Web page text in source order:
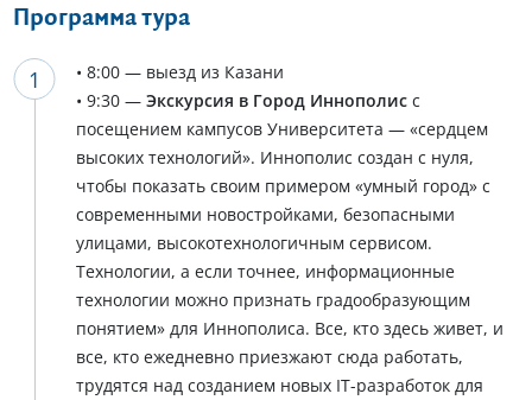
Программа тура
• 8:00 — выезд из Казани
• 9:30 — Экскурсия в Город Иннополисс
посещением кампусов Университета — «сердцем
высоких технологий». Иннополис создан с нуля,
чтобы показать своим примером «умный город» с
современными новостройками, безопасными
улицами, высокотехнологичным сервисом.
Технологии, а если точнее, информационные
технологии можно признать градообразующим
понятием» для Иннополиса. Все, кто здесь живет, и
все, кто ежедневно приезжают сюда работать,
трудятся над созданием новых IT-разработок для